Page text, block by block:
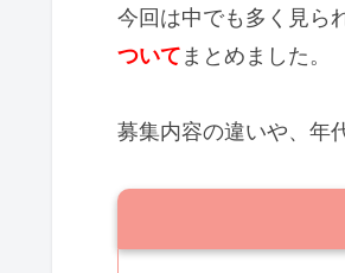
今回は中でも多く見ら
ついて まとめました。
募集内容の違いや、年